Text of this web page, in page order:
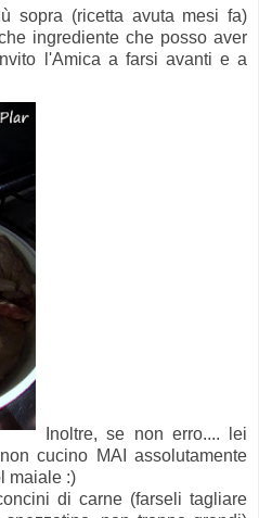
sopra (ricetta avuta mesi fa)
ingrediente che posso aver
l'Amica a farsi avanti e a
Inoltre, se non erro.... lei
cucino MAI assolutamente
maiale :)
di carne (farseli tagliare